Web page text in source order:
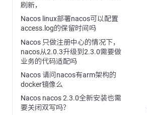
刷新，
Nacos linux部署nacos可以配置
access.log的保留时间吗
Nacos 只做注册中心的情况下，
nacos从2.0.3升级到2.3.0需要做
业务的代码适配吗
Nacos 请问nacos有arm架构的
docker镜像么
Nacos nacos 2.3.0全新安装也需
要关闭双写吗？